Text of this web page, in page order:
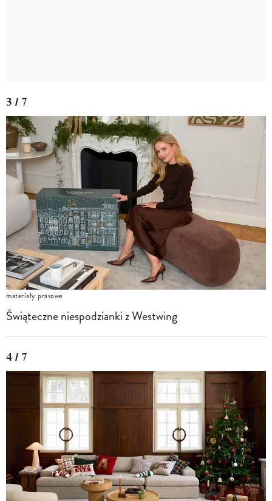
3 / 7
materiały prasowe
Świąteczne niespodzianki z Westwing
4 / 7